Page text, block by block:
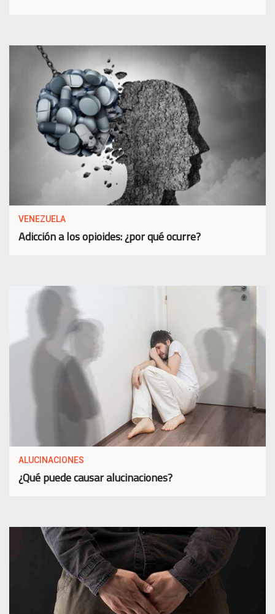
VENEZUELA
Adicción a los opioides: ¿por qué ocurre?
ALUCINACIONES
¿Qué puede causar alucinaciones?